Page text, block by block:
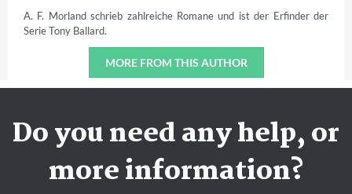
A. F. Morland schrieb zahlreiche Romane und ist der Erfinder der
Serie Tony Ballard.
MORE FROM THIS AUTHOR
Do you need any help, or
more information?